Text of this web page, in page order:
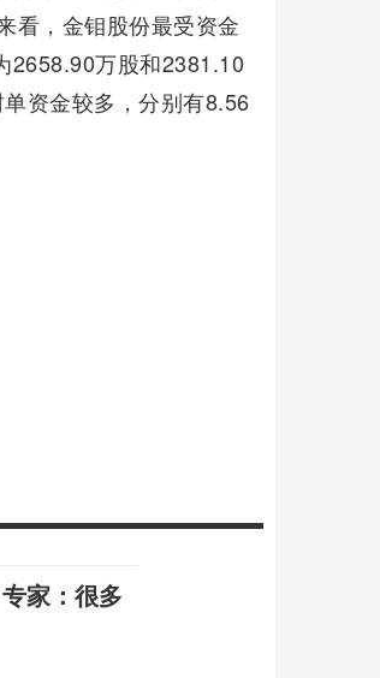
看，金钼股份最受资金
2658.90万股和2381.10
资金较多，分别有8.56
家：很多